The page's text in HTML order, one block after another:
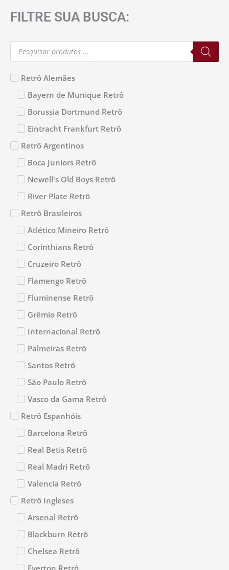
FILTRE SUA BUSCA:
Pesquisar
produtos
Retrô Alemães
Bayern de Munique Retrô
Borussia Dortmund Retrô
Eintracht Frankfurt Retrô
Retrô Argentinos
Boca Juniors Retrô
Newell's Old Boys Retrô
River Plate Retrô
Retrô Brasileiros
Atlético Mineiro Retrô
Corinthians Retrô
Cruzeiro Retrô
Flamengo Retrô
Fluminense Retrô
Grêmio Retrô
Internacional Retrô
Palmeiras Retrô
Santos Retrô
São Paulo Retrô
Vasco da Gama Retrô
Retrô Espanhóis
Barcelona Retrô
Real Betis Retrô
Real Madri Retrô
Valencia Retrô
Retrô Ingleses
Arsenal Retrô
Blackburn Retrô
Chelsea Retrô
Everton Retrô